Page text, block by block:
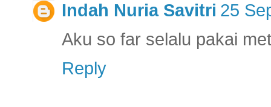
Indah Nuria Savitri 25
Aku so far selalu pakai
Reply